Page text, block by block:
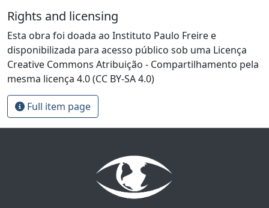
Rights and licensing
Esta obra foi doada ao Instituto Paulo Freire e
disponibilizada para acesso público sob uma Licença
Creative Commons Atribuição - Compartilhamento pela
mesma licença 4.0 (CC BY-SA 4.0)
Full item page